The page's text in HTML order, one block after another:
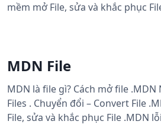
mềm mở File, sửa và khắc phục
MDN File
MDN là file gì? Cách mở file .MDN
Files . Chuyển đổi – Convert File
File, sửa và khắc phục File .MDN lỗi